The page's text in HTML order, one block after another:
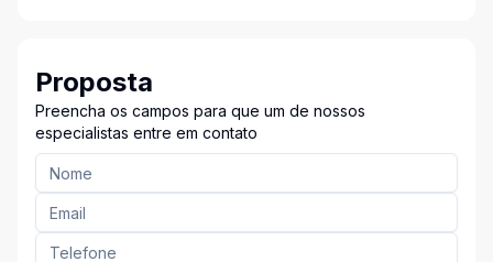
Proposta
Preencha os campos para que um de nossos
especialistas entre em contato